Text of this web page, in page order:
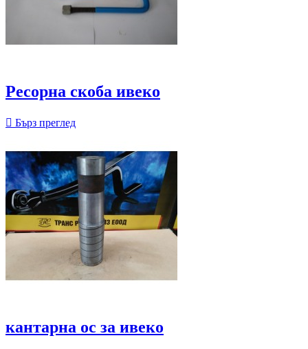
Ресорна скоба ивеко
 Бърз преглед
кантарна ос за ивеко